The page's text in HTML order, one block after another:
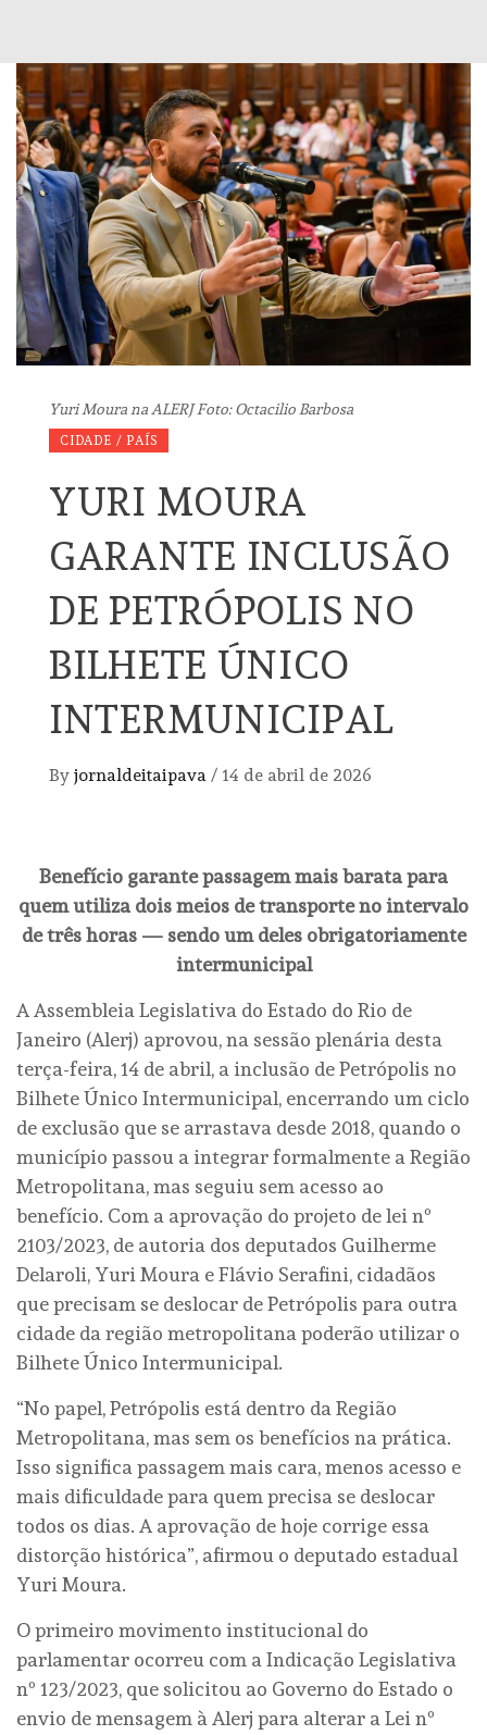
Yuri Moura na ALERJ Foto: Octacilio Barbosa
CIDADE / PAÍS
YURI MOURA
GARANTE INCLUSÃO
DE PETRÓPOLIS NO
BILHETE ÚNICO
INTERMUNICIPAL
By jornaldeitaipava / 14 de abril de 2026
Benefício garante passagem mais barata para
quem utiliza dois meios de transporte no intervalo
de três horas — sendo um deles obrigatoriamente
intermunicipal
A Assembleia Legislativa do Estado do Rio de
Janeiro (Alerj) aprovou, na sessão plenária desta
terça-feira, 14 de abril, a inclusão de Petrópolis no
Bilhete Único Intermunicipal, encerrando um ciclo
de exclusão que se arrastava desde 2018, quando o
município passou a integrar formalmente a Região
Metropolitana, mas seguiu sem acesso ao
benefício. Com a aprovação do projeto de lei nº
2103/2023, de autoria dos deputados Guilherme
Delaroli, Yuri Moura e Flávio Serafini, cidadãos
que precisam se deslocar de Petrópolis para outra
cidade da região metropolitana poderão utilizar o
Bilhete Único Intermunicipal.
“No papel, Petrópolis está dentro da Região
Metropolitana, mas sem os benefícios na prática.
Isso significa passagem mais cara, menos acesso e
mais dificuldade para quem precisa se deslocar
todos os dias. A aprovação de hoje corrige essa
distorção histórica”, afirmou o deputado estadual
Yuri Moura.
O primeiro movimento institucional do
parlamentar ocorreu com a Indicação Legislativa
nº 123/2023, que solicitou ao Governo do Estado o
envio de mensagem à Alerj para alterar a Lei nº